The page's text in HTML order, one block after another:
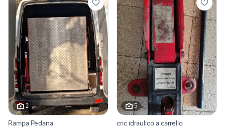
2
Rampa Pedana
5
cric idraulico a carrello